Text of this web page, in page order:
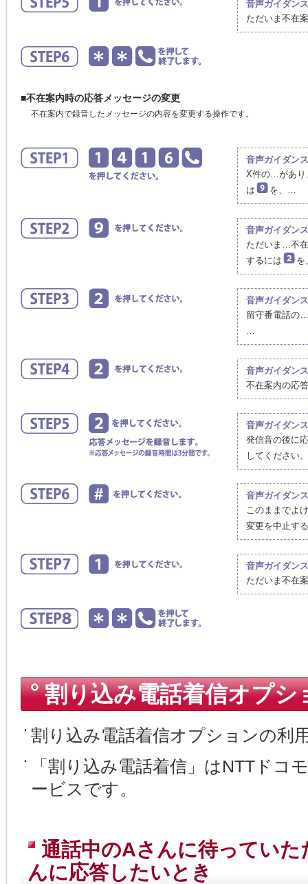
音声ガイダンス
ただいま不在
■不在案内時の応答メッセージの変更
不在案内で録音したメッセージの内容を変更する操作です。
音声ガイダンス
X件の…があり
は
を、…
音声ガイダンス
ただいま…不
するには
音声ガイダンス
留守番電話の
…
音声ガイダンス
不在案内の応
音声ガイダンス
発信音の後に
してください。
音声ガイダンス
このままでよ
変更を中止す
音声ガイダンス
ただいま不在
割り込み電話着信オプシ
割り込み電話着信オプションの利
「割り込み電話着信」はNTTドコ
ービスです。
通話中のAさんに待ってい
んに応答したいとき